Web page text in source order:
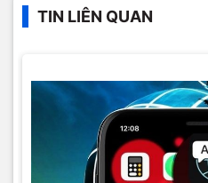
TIN LIÊN QUAN